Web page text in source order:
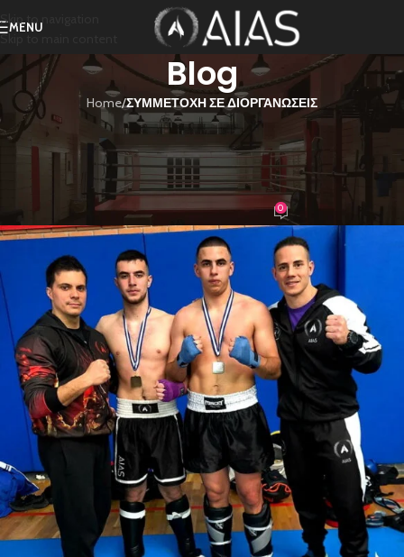
Skip to navigation
Skip to main content
MENU
Blog
Home/ΣΥΜΜΕΤΟΧΗ ΣΕ ΔΙΟΡΓΑΝΩΣΕΙΣ
ΣΥΜΜΕΤΟΧΗ ΣΕ ΔΙΟΡΓΑΝΩΣΕΙΣ
Κύπελλο Kickboxing Ring Styles
2023
Nikos GadOn 12/03/2023 0